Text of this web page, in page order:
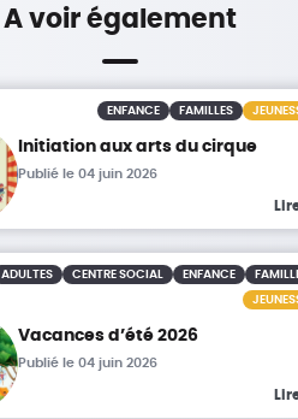
A voir également
ENFANCE FAMILLES
Initiation aux arts du cirque
Publié le 04 juin 2026
ADULTES CENTRE SOCIAL ENFANCE
Vacances d’été 2026
Publié le 04 juin 2026